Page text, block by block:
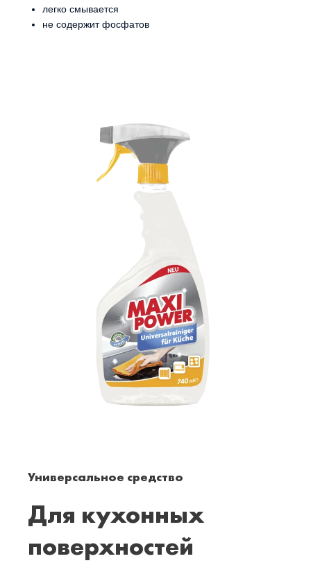
легко смывается
не содержит фосфатов
Универсальное средство
Для кухонных
поверхностей